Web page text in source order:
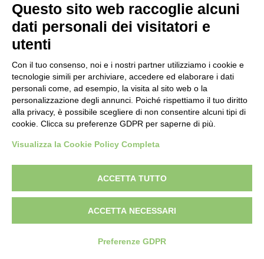
Questo sito web raccoglie alcuni
dati personali dei visitatori e
utenti
Con il tuo consenso, noi e i nostri partner utilizziamo i cookie e
tecnologie simili per archiviare, accedere ed elaborare i dati
personali come, ad esempio, la visita al sito web o la
personalizzazione degli annunci. Poiché rispettiamo il tuo diritto
alla privacy, è possibile scegliere di non consentire alcuni tipi di
cookie. Clicca su preferenze GDPR per saperne di più.
Visualizza la Cookie Policy Completa
ACCETTA TUTTO
ACCETTA NECESSARI
Preferenze GDPR